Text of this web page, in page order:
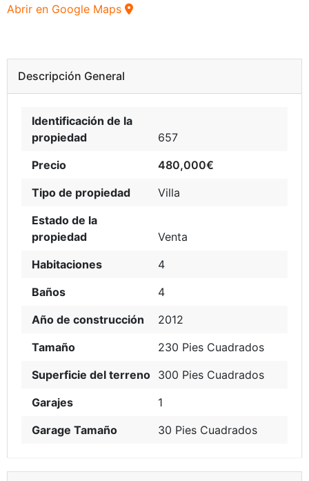
Abrir en Google Maps
Descripción General
Identificación de la
propiedad
657
Precio
480,000€
Tipo de propiedad
Villa
Estado de la
propiedad
Venta
Habitaciones
4
Baños
4
Año de construcción
2012
Tamaño
230 Pies Cuadrados
Superficie del terreno 300 Pies Cuadrados
Garajes
1
Garage Tamaño
30 Pies Cuadrados